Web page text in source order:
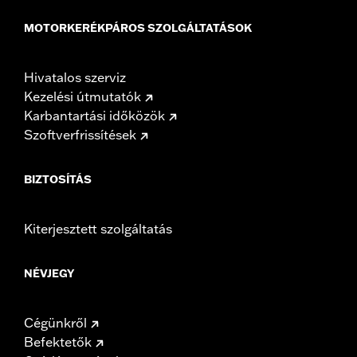
MOTORKERÉKPÁROS SZOLGÁLTATÁSOK
Hivatalos szerviz
Kezelési útmutatók
Karbantartási időközök
Szoftverfrissítések
BIZTOSÍTÁS
Kiterjesztett szolgáltatás
NÉVJEGY
Cégünkről
Befektetők